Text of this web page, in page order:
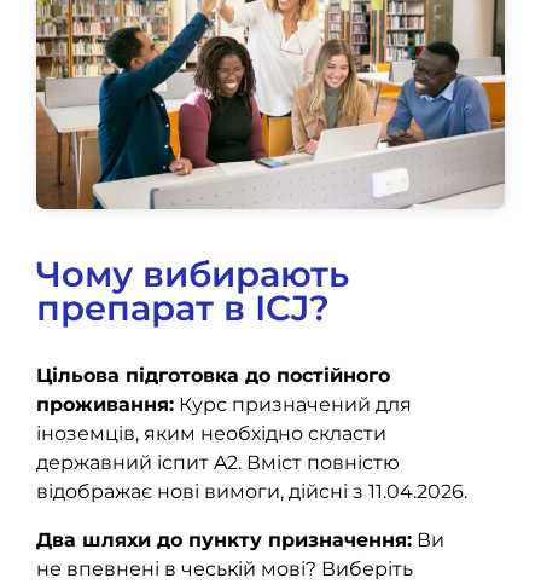
Чому вибирають
препарат в ICJ?
Цільова підготовка до постійного
проживання: Курс призначений для
іноземців, яким необхідно скласти
державний іспит A2. Вміст повністю
відображає нові вимоги, дійсні з 11.04.2026.
Два шляхи до пункту призначення: Ви
не впевнені в чеській мові? Виберіть